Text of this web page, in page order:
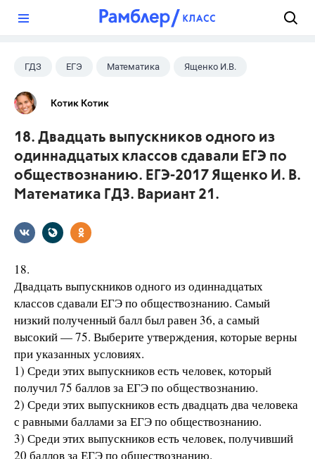
ГДЗ ЕГЭ Математика Ященко И.В.
Котик Котик
18. Двадцать выпускников одного из
одиннадцатых классов сдавали ЕГЭ по
обществознанию. ЕГЭ-2017 Ященко И. В.
Математика ГДЗ. Вариант 21.
18.
Двадцать выпускников одного из одиннадцатых
классов сдавали ЕГЭ по обществознанию. Самый
низкий полученный балл был равен 36, а самый
высокий — 75. Выберите утверждения, которые верны
при указанных условиях.
1) Среди этих выпускников есть человек, который
получил 75 баллов за ЕГЭ по обществознанию.
2) Среди этих выпускников есть двадцать два человека
с равными баллами за ЕГЭ по обществознанию.
3) Среди этих выпускников есть человек, получивший
20 баллов за ЕГЭ по обществознанию.